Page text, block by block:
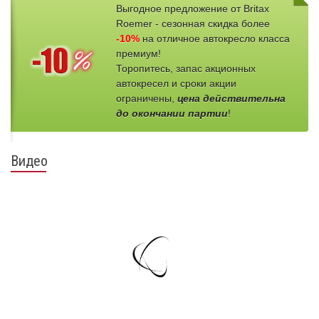
Выгодное предложение от Britax
Roemer - сезонная скидка более
-10% на отличное автокресло класса
премиум!
Торопитесь, запас акционных
автокресел и сроки акции
ограничены, цена действительна
до окончании партии!
Видео